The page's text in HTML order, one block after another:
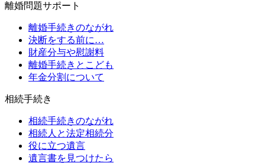
離婚問題サポート
離婚手続きのながれ
決断をする前に…
財産分与や慰謝料
離婚手続きとこども
年金分割について
相続手続き
相続手続きのながれ
相続人と法定相続分
役に立つ遺言
遺言書を見つけたら